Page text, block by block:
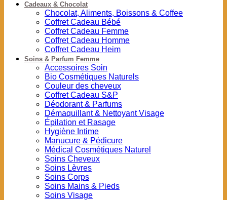
Cadeaux & Chocolat
Chocolat, Aliments, Boissons & Coffee
Coffret Cadeau Bébé
Coffret Cadeau Femme
Coffret Cadeau Homme
Coffret Cadeau Heim
Soins & Parfum Femme
Accessoires Soin
Bio Cosmétiques Naturels
Couleur des cheveux
Coffret Cadeau S&P
Déodorant & Parfums
Démaquillant & Nettoyant Visage
Épilation et Rasage
Hygiène Intime
Manucure & Pédicure
Médical Cosmétiques Naturel
Soins Cheveux
Soins Lèvres
Soins Corps
Soins Mains & Pieds
Soins Visage